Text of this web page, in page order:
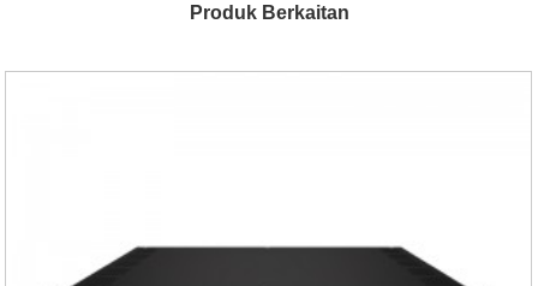
Produk Berkaitan